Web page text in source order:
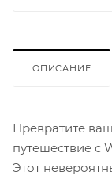
ОПИСАНИЕ
Превратите
путешествие с
Этот